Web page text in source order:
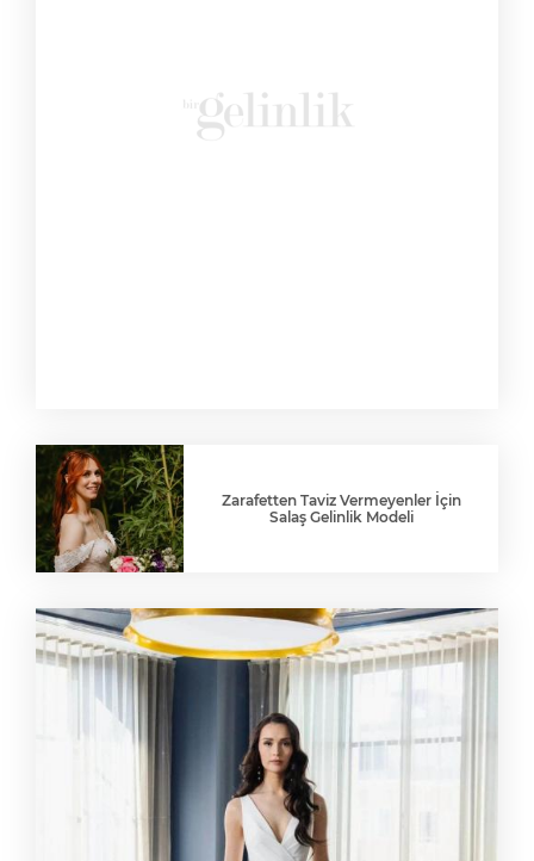
Zarafetten Taviz Vermeyenler İçin
Salaş Gelinlik Modeli